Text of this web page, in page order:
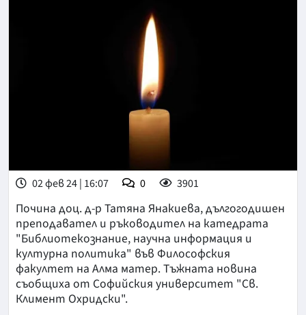
02 фев 24 | 16:07 0 3901
Почина доц. д-р Татяна Янакиева, дългогодишен
преподавател и ръководител на катедрата
"Библиотекознание, научна информация и
културна политика" във Философския
факултет на Алма матер. Тъжната новина
съобщиха от Софийския университет "Св.
Климент Охридски".